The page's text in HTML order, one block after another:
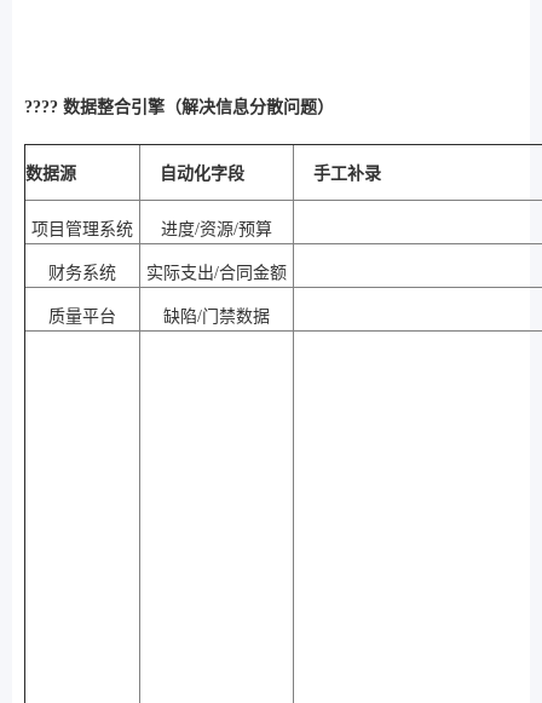
????️ 数据整合引擎（解决信息分散问题）
数据源 自动化字段 手工补录
项目管理系统 进度/资源/预算
财务系统 实际支出/合同金额
质量平台 缺陷/门禁数据